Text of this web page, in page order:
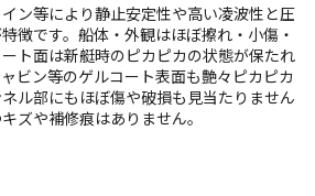
ン等により静止安定性や高い凌波性と圧
徴です。船体・外観はほぼ擦れ・小傷・
ト面は新艇時のピカピカの状態が保たれ
ビン等のゲルコート表面も艶々ピカピカ
ル部にもほぼ傷や破損も見当たりません
ズや補修痕はありません。